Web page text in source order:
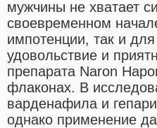
мужчины не хватает
своевременном
импотенции, так и
удовольствие и
препарата Naron
флаконах. В
варденафила и
однако применение